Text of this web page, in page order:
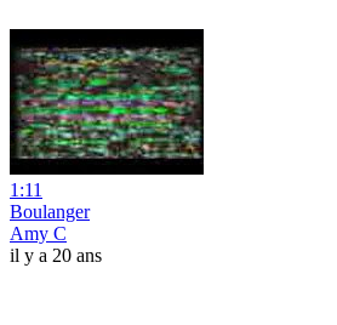
1:11
Boulanger
Amy C
il y a 20 ans